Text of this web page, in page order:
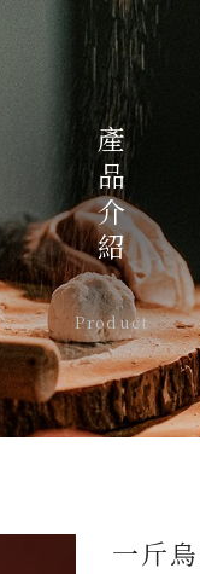
產品介紹
Product
一斤